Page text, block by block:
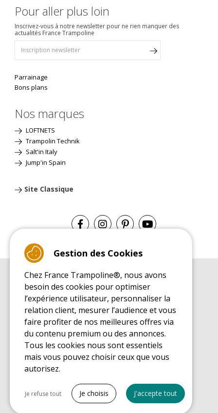
Pour aller plus loin
Inscrivez-vous à notre newsletter pour ne rien manquer des
actualités France Trampoline
Parrainage
Bons plans
Nos marques
LOFTNETS
Trampolin Technik
Salt'in Italy
Jump'in Spain
Site Classique
GUIDE D'ACHAT
Guide d'achat pour les trampolines de loisirs
GUIDE DE MONTAGE
Guide de montage pour les trampolines de loisirs
GUIDE D'ENTRETIEN
Guide d'entretien des trampolines de loisirs
GUIDE DÉCOUVERTE
Guide de découverte des trampolines de loisirs
GUIDE D'ACHAT PIÈCES DE RECHANGE
Gestion des Cookies
Chez France Trampoline®, nous avons
besoin des cookies pour optimiser
l’expérience utilisateur, personnaliser la
relation client, mesurer l’audience et vous
faire profiter de nos meilleures offres via
du contenu premium ou des annonces.
Tous les cookies nous sont essentiels
mais vous pouvez choisir ceux que vous
autorisez.
Cookies nécessaires
Je refuse tout Je choisis J'accepte tout